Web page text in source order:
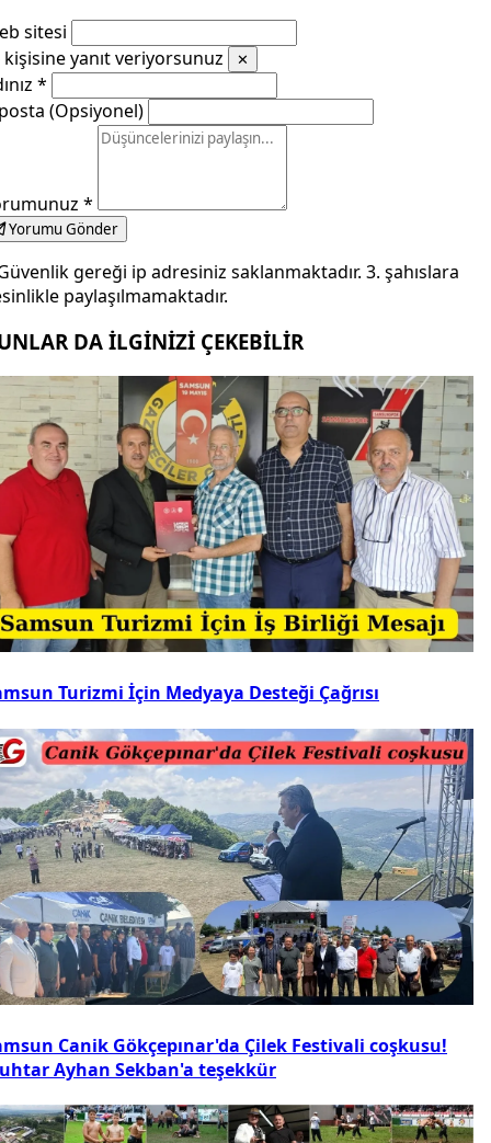
sitesi
kişisine yanıt veriyorsunuz
✕
*
(Opsiyonel)
*
Yorumu Gönder
gereği ip adresiniz saklanmaktadır. 3. şahıslara
paylaşılmamaktadır.
DA İLGİNİZİ ÇEKEBİLİR
Turizmi İçin Medyaya Desteği Çağrısı
Canik Gökçepınar'da Çilek Festivali coşkusu!
Ayhan Sekban'a teşekkür